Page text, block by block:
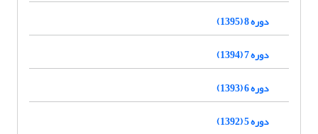
دوره 8 (1395)
دوره 7 (1394)
دوره 6 (1393)
دوره 5 (1392)